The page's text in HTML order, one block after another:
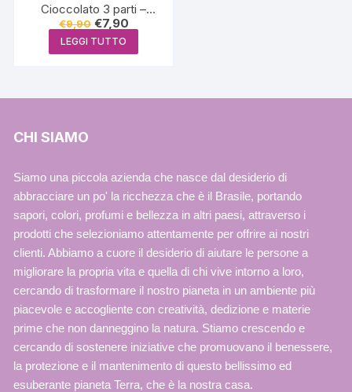
Cioccolato 3 parti –
Sospiro
€9,90 Il
prezzo
originale
era:
€7,90Il
prezzo
è:
LEGGI TUTTO
CHI SIAMO
Siamo una piccola azienda che nasce dal desiderio di
abbracciare un po' la ricchezza che è il Brasile, portando
sapori, colori, profumi e bellezza in altri paesi, attraverso i
prodotti che selezioniamo attentamente per offrire ai nostri
clienti. Abbiamo a cuore il desiderio di aiutare le persone a
migliorare la propria vita e quella di chi vive intorno a loro,
cercando di trasformare il nostro pianeta in un ambiente più
piacevole e accogliente con creatività, dedizione e materie
prime che non danneggino la natura. Stiamo crescendo e
cercando di sostenere iniziative che promuovano il benessere,
la protezione e il mantenimento di questo bellissimo ed
esuberante pianeta Terra, che è la nostra casa.